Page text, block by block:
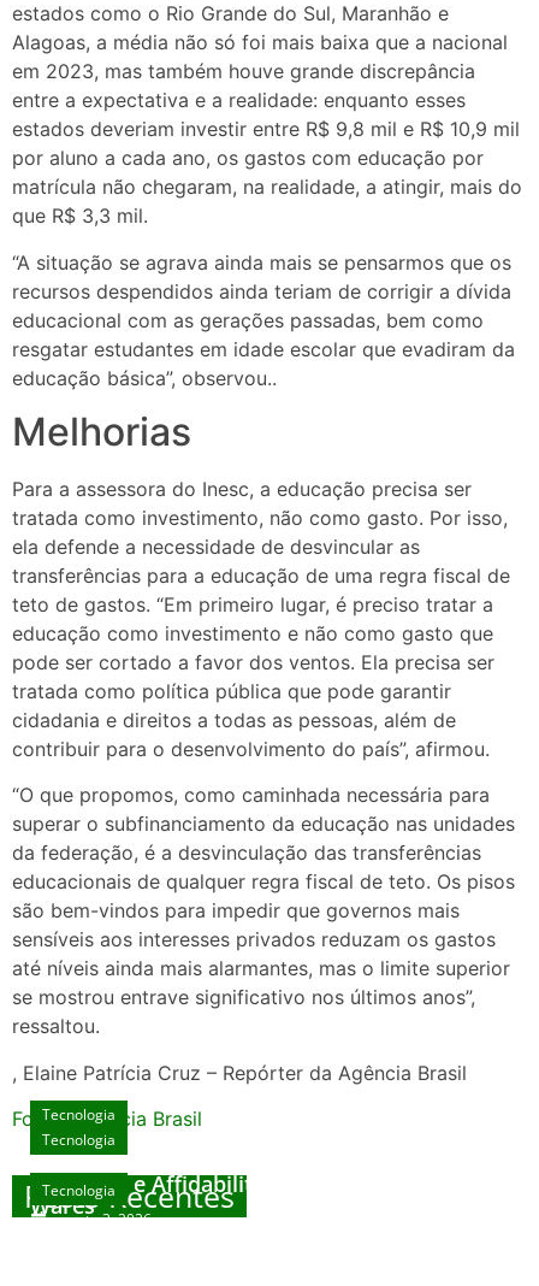
estados como o Rio Grande do Sul, Maranhão e
Alagoas, a média não só foi mais baixa que a nacional
em 2023, mas também houve grande discrepância
entre a expectativa e a realidade: enquanto esses
estados deveriam investir entre R$ 9,8 mil e R$ 10,9 mil
por aluno a cada ano, os gastos com educação por
matrícula não chegaram, na realidade, a atingir, mais do
que R$ 3,3 mil.
“A situação se agrava ainda mais se pensarmos que os
recursos despendidos ainda teriam de corrigir a dívida
educacional com as gerações passadas, bem como
resgatar estudantes em idade escolar que evadiram da
educação básica”, observou..
Melhorias
Para a assessora do Inesc, a educação precisa ser
tratada como investimento, não como gasto. Por isso,
ela defende a necessidade de desvincular as
transferências para a educação de uma regra fiscal de
teto de gastos. “Em primeiro lugar, é preciso tratar a
educação como investimento e não como gasto que
pode ser cortado a favor dos ventos. Ela precisa ser
tratada como política pública que pode garantir
cidadania e direitos a todas as pessoas, além de
contribuir para o desenvolvimento do país”, afirmou.
“O que propomos, como caminhada necessária para
superar o subfinanciamento da educação nas unidades
da federação, é a desvinculação das transferências
educacionais de qualquer regra fiscal de teto. Os pisos
são bem-vindos para impedir que governos mais
sensíveis aos interesses privados reduzam os gastos
até níveis ainda mais alarmantes, mas o limite superior
se mostrou entrave significativo nos últimos anos”,
ressaltou.
, Elaine Patrícia Cruz – Repórter da Agência Brasil
Fonte: Agencia Brasil
Posts Recentes
Tecnologia
Unlock Exclusive Rewards at The Big Dog
House
agosto 3, 2026
Tecnologia
Sicurezza e Affidabilità di Mr Nulls Wicked
Wares
Tecnologia
Tecnologia